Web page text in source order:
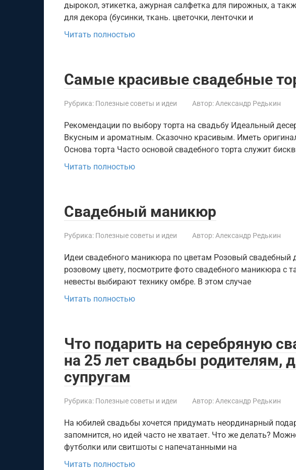
дырокол, этикетка, ажурная салфетка для пирожных, а
для декора (бусинки, ткань. цветочки, ленточки и
Читать полностью
Самые красивые свадебные
Рубрика: Полезные советы и идеи Автор: Александр Редькин
Рекомендации по выбору торта на свадьбу Идеальный
Вкусным и ароматным. Сказочно красивым. Иметь
Основа торта Часто основой свадебного торта служит
Читать полностью
Свадебный маникюр
Рубрика: Полезные советы и идеи Автор: Александр Редькин
Идеи свадебного маникюра по цветам Розовый свадебный
розовому цвету, посмотрите фото свадебного маникюра с
невесты выбирают технику омбре. В этом случае
Читать полностью
Что подарить на серебряную
на 25 лет свадьбы родителям,
супругам
Рубрика: Полезные советы и идеи Автор: Александр Редькин
На юбилей свадьбы хочется придумать неординарный
запомнится, но идей часто не хватает. Что же делать?
футболки или свитшоты с напечатанными на
Читать полностью